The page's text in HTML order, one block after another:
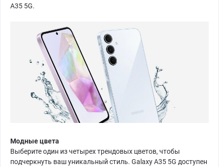
A35 5G.
Модные цвета
Выберите один из четырех трендовых цветов, чтобы
подчеркнуть ваш уникальный стиль. Galaxy A35 5G доступен